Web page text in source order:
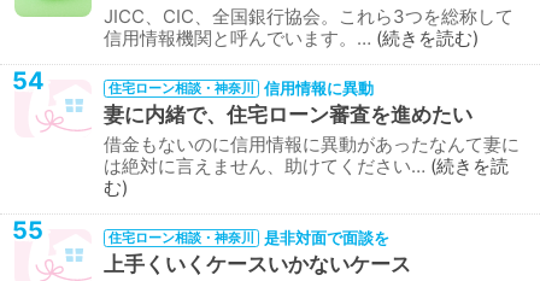
JICC、CIC、全国銀行協会。これら3つを総称して
信用情報機関と呼んでいます。… 続きを読む
54 住宅ローン相談・神奈川 信用情報に異動
妻に内緒で、住宅ローン審査を進めたい
借金もないのに信用情報に異動があったなんて妻に
は絶対に言えません、助けてください… 続きを読
む
55 住宅ローン相談・神奈川 是非対面で面談を
上手くいくケースいかないケース